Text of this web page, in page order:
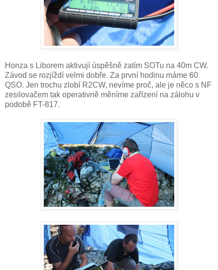
Honza s Liborem aktivují úspěšně zatím SOTu na 40m CW.
Závod se rozjíždí velmi dobře. Za první hodinu máme 60
QSO. Jen trochu zlobí R2CW, nevíme proč, ale je něco s NF
zesilovačem tak operativně měníme zařízení na zálohu v
podobě FT-817.